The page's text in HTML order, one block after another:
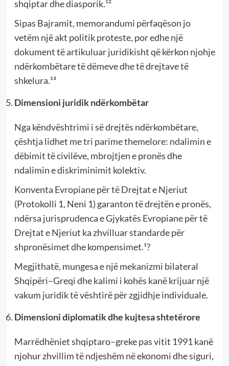
shqiptar dhe diasporik.¹²
Sipas Bajramit, memorandumi përfaqëson jo
vetëm një akt politik proteste, por edhe një
dokument të artikuluar juridikisht që kërkon njohje
ndërkombëtare të dëmeve dhe të drejtave të
shkelura.¹³
Dimensioni juridik ndërkombëtar
Nga këndvështrimi i së drejtës ndërkombëtare,
çështja lidhet me tri parime themelore: ndalimin e
dëbimit të civilëve, mbrojtjen e pronës dhe
ndalimin e diskriminimit kolektiv.
Konventa Evropiane për të Drejtat e Njeriut
(Protokolli 1, Neni 1) garanton të drejtën e pronës,
ndërsa jurisprudenca e Gjykatës Evropiane për të
Drejtat e Njeriut ka zhvilluar standarde për
shpronësimet dhe kompensimet.¹?
Megjithatë, mungesa e një mekanizmi bilateral
Shqipëri–Greqi dhe kalimi i kohës kanë krijuar një
vakum juridik të vështirë për zgjidhje individuale.
Dimensioni diplomatik dhe kujtesa shtetërore
Marrëdhëniet shqiptaro–greke pas vitit 1991 kanë
njohur zhvillim të ndjeshëm në ekonomi dhe siguri,